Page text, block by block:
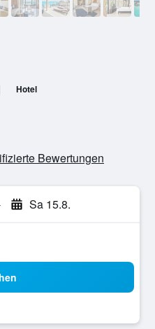
Hotel
Bewertungen
Sa 15.8.